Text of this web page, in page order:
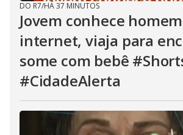
DO R7/HÁ 37 MINUTOS
Jovem conhece
internet, viaja para
some com bebê
#CidadeAlerta